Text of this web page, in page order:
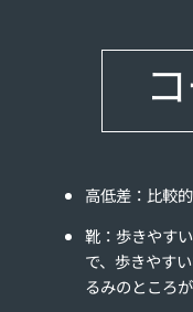
高低差：比較
靴：歩きやす
で、歩きやす
るみのところが